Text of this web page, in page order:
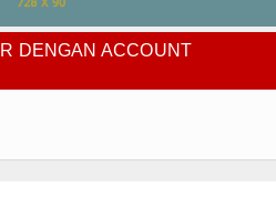
DENGAN ACCOUNT